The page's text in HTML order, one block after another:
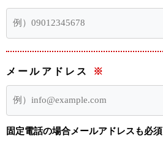
メールアドレス ※
固定電話の場合メールアドレスも必須